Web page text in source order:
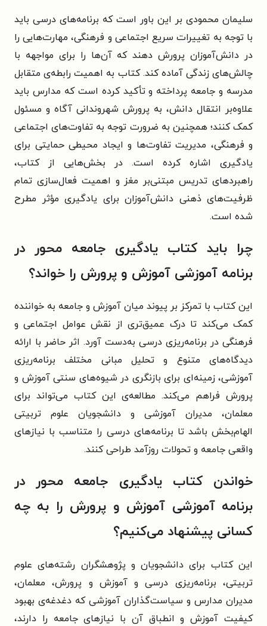
سلیمان محمودی بر این باور است که برنامه‌های درسی باید
با توجه به تغییرات سریع اجتماعی و فرهنگی، مهارت‌هایی را
در دانش‌آموزان پرورش دهند که آن‌ها را برای مواجهه با
چالش‌های زندگی آماده کند. کتاب به اهمیت رابطه‌ی متقابل
مدرسه و جامعه پرداخته و تأکید کرده است که مدارس باید
علاوه‌بر انتقال دانش، به پرورش شهروندانی آگاه و مسئول
کمک کنند؛ همچنین به ضرورت توجه به تفاوت‌های اجتماعی
و فرهنگی، مدیریت تفاوت‌ها و ایجاد محیطی حمایتی برای
یادگیری اشاره کرده است. در بخش‌هایی از کتاب،
راهبردهای تدریس مبتنی‌بر مغز و اهمیت فعال‌سازی تمام
ظرفیت‌های ذهنی دانش‌آموزان برای یادگیری مؤثر مطرح
شده است.
چرا باید کتاب یادگیری جامعه محور در
برنامه آموزشی آموزش و پرورش را خواند؟
این کتاب با تمرکز بر پیوند میان آموزش و جامعه به خواننده
کمک می‌کند تا درک عمیق‌تری از نقش عوامل اجتماعی و
فرهنگی در برنامه‌ریزی درسی به‌دست آورد. اثر حاضر با ارائه
دیدگاه‌های متنوع و تحلیل مبانی مختلف برنامه‌ریزی
آموزشی، زمینه‌ای برای بازنگری در شیوه‌های سنتی آموزش و
پرورش فراهم می‌کند. مطالعه‌ی این کتاب می‌تواند برای
معلمان، مدیران آموزشی و دانشجویان علوم تربیتی
الهام‌بخش باشد تا برنامه‌های درسی را متناسب با نیازهای
واقعی جامعه و تحولات روزآمد طراحی کنند.
خواندن کتاب یادگیری جامعه محور در
برنامه آموزشی آموزش و پرورش را به چه
کسانی پیشنهاد می‌کنیم؟
این کتاب برای دانشجویان و پژوهشگران رشته‌های علوم
تربیتی، برنامه‌ریزی درسی و آموزش و پرورش، معلمان،
مدیران مدارس و سیاست‌گذاران آموزشی که دغدغه‌ی بهبود
کیفیت آموزش و انطباق آن با نیازهای جامعه را دارند،